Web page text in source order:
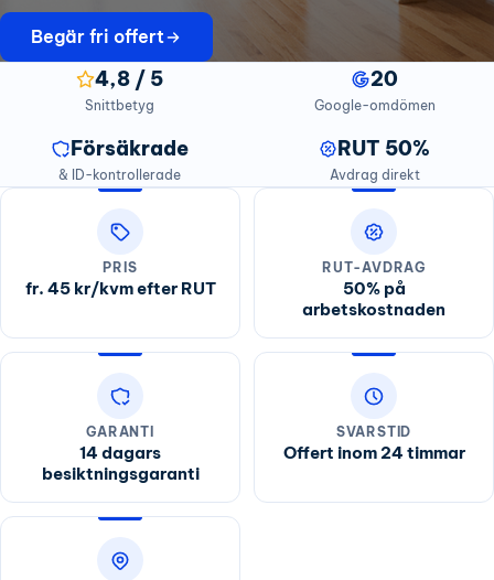
Begär fri offert
4,8 / 5
Snittbetyg
20
Google-omdömen
Försäkrade
& ID-kontrollerade
RUT 50%
Avdrag direkt
PRIS
fr. 45 kr/kvm efter RUT
RUT-AVDRAG
50% på
arbetskostnaden
GARANTI
14 dagars
besiktningsgaranti
SVARSTID
Offert inom 24 timmar